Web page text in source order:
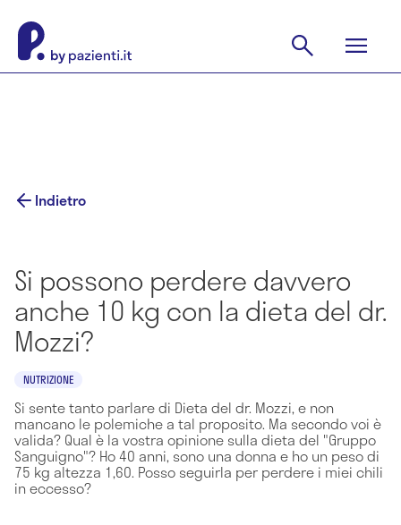
Indietro
Si possono perdere davvero
anche 10 kg con la dieta del dr.
Mozzi?
NUTRIZIONE
Si sente tanto parlare di Dieta del dr. Mozzi, e non
mancano le polemiche a tal proposito. Ma secondo voi è
valida? Qual è la vostra opinione sulla dieta del "Gruppo
Sanguigno"? Ho 40 anni, sono una donna e ho un peso di
75 kg altezza 1,60. Posso seguirla per perdere i miei chili
in eccesso?